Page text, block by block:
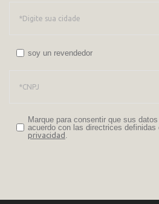
soy un revendedor
Marque para consentir que sus
acuerdo con las directrices definidas
privacidad .